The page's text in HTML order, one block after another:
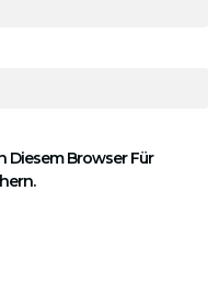
Diesem Browser Für